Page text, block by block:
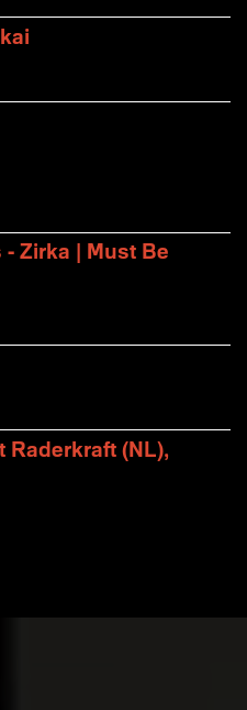
- Zirka | Must Be
(NL),